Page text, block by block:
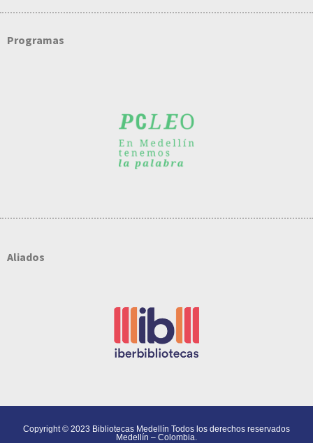
Programas
Aliados
Copyright © 2023 Bibliotecas Medellín Todos los derechos reservados
Medellín – Colombia.